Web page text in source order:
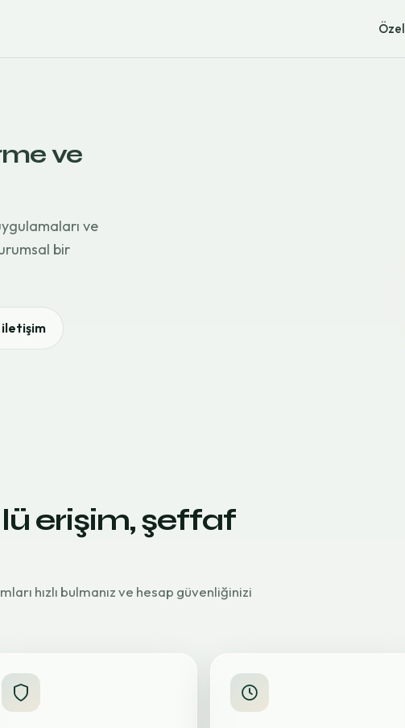
ve
ve
bir
erişim, şeffaf
hızlı bulmanız ve hesap güvenliğinizi